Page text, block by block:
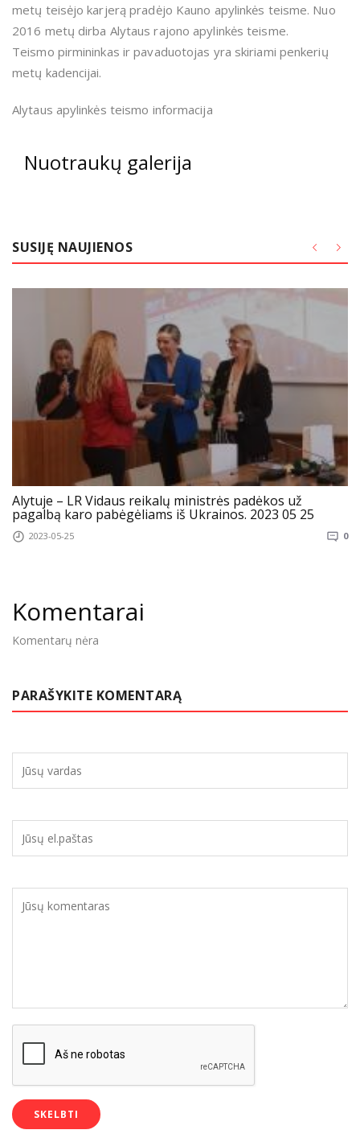
metų teisėjo karjerą pradėjo Kauno apylinkės teisme. Nuo
2016 metų dirba Alytaus rajono apylinkės teisme.
Teismo pirmininkas ir pavaduotojas yra skiriami penkerių
metų kadencijai.
Alytaus apylinkės teismo informacija
Nuotraukų galerija
SUSIJĘ NAUJIENOS
Alytuje – LR Vidaus reikalų ministrės padėkos už
pagalbą karo pabėgėliams iš Ukrainos. 2023 05 25
2023-05-25 0
Komentarai
Komentarų nėra
PARAŠYKITE KOMENTARĄ